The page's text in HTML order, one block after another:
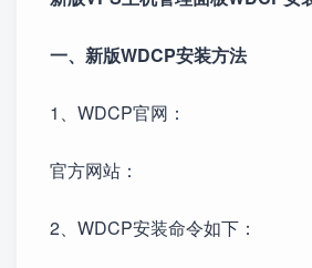
一、新版WDCP安装方法
1、WDCP官网：
官方网站：
2、WDCP安装命令如下：